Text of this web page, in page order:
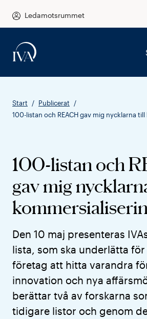
Ledamotsrummet
Start
Publicerat
100-listan och REACH gav mig nycklarna
100-listan och
gav mig
Den 10 maj presenteras
lista, som ska underlätta
företag att hitta varandra
innovation och nya
berättar två av forskarna
tidigare listor och genom